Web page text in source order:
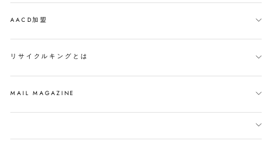
AACD加盟
リサイクルキングとは
MAIL MAGAZINE